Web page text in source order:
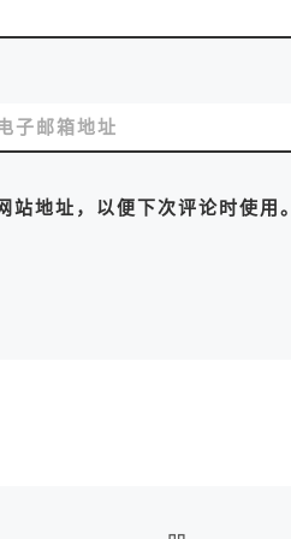
子邮箱地址
地址，以便下次评论时使用。